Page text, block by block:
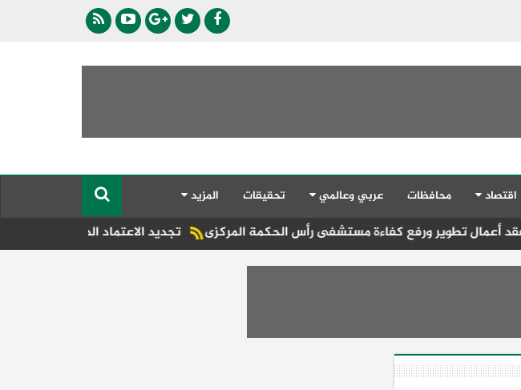
اقتصاد محافظات عربي وعالمي تحقيقات المزيد
تجديد الاعتماد الدولي لمعمل بحوث الصحة الحيوانية ببنها في 26 اختبارًا ورفع كفاءة مستشفى رأس الحكمة المركزى